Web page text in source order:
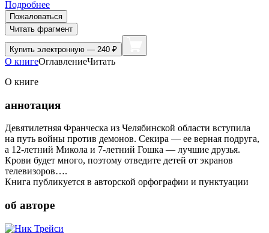
Подробнее
Пожаловаться
Читать фрагмент
Купить электронную — 240 ₽
О книгеОглавлениеЧитать
О книге
аннотация
Девятилетняя Франческа из Челябинской области вступила
на путь войны против демонов. Секира — ее верная подруга,
а 12-летний Микола и 7-летний Гошка — лучшие друзья.
Крови будет много, поэтому отведите детей от экранов
телевизоров….
Книга публикуется в авторской орфографии и пунктуации
об авторе